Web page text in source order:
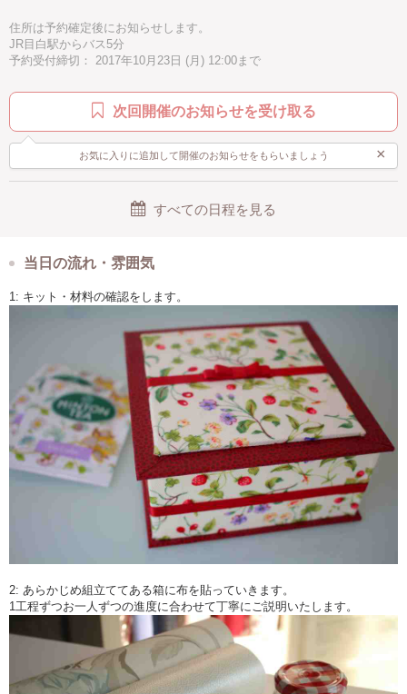
住所は予約確定後にお知らせします。
JR目白駅からバス5分
予約受付締切： 2017年10月23日 (月) 12:00まで
次回開催のお知らせを受け取る
お気に入りに追加して開催のお知らせをもらいましょう ×
すべての日程を見る
当日の流れ・雰囲気
1: キット・材料の確認をします。
2: あらかじめ組立ててある箱に布を貼っていきます。
1工程ずつお一人ずつの進度に合わせて丁寧にご説明いたします。